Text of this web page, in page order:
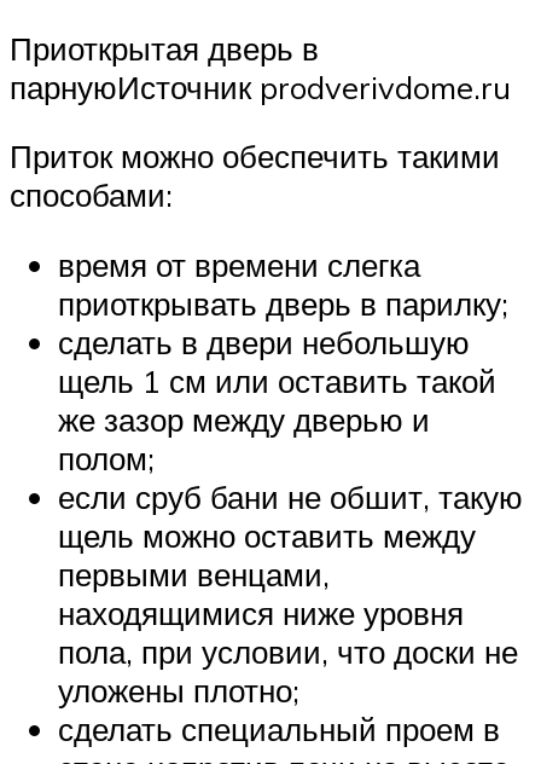
Приоткрытая дверь в
парнуюИсточник prodverivdome.ru
Приток можно обеспечить такими
способами:
время от времени слегка
приоткрывать дверь в парилку;
сделать в двери небольшую
щель 1 см или оставить такой
же зазор между дверью и
полом;
если сруб бани не обшит, такую
щель можно оставить между
первыми венцами,
находящимися ниже уровня
пола, при условии, что доски не
уложены плотно;
сделать специальный проем в